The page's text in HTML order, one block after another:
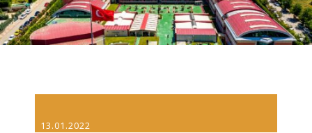
13.01.2022